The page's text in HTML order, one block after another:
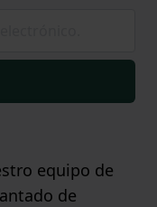
equipo de
de